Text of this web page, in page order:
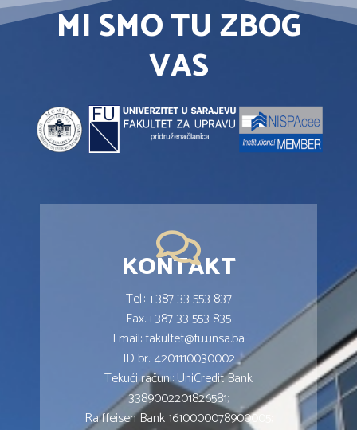
MI SMO TU ZBOG
VAS
KONTAKT
Tel.: +387 33 553 837
Fax.:+387 33 553 835
Email: fakultet@fu.unsa.ba
ID br.: 4201110030002
Tekući računi: UniCredit Bank
3389002201826581;
Raiffeisen Bank 1610000078900005;